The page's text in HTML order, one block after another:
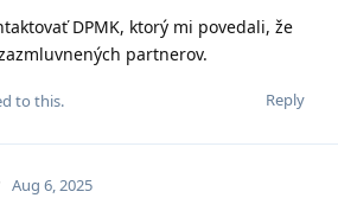
DPMK, ktorý mi povedali, že
partnerov.
Reply
to this.
Aug 6, 2025